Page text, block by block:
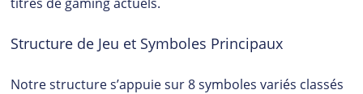
Structure de Jeu et Symboles Principaux
Notre structure s’appuie sur 8 symboles variés classés